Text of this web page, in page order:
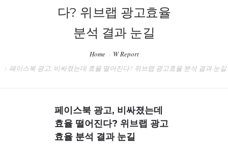
다? 위브랩 광고효율
분석 결과 눈길
Home
W Report
페이스북 광고, 비싸졌는데 효율 떨어진다? 위브랩 광고효율 분석 결과 눈길
페이스북 광고, 비싸졌는데
효율 떨어진다? 위브랩 광고
효율 분석 결과 눈길